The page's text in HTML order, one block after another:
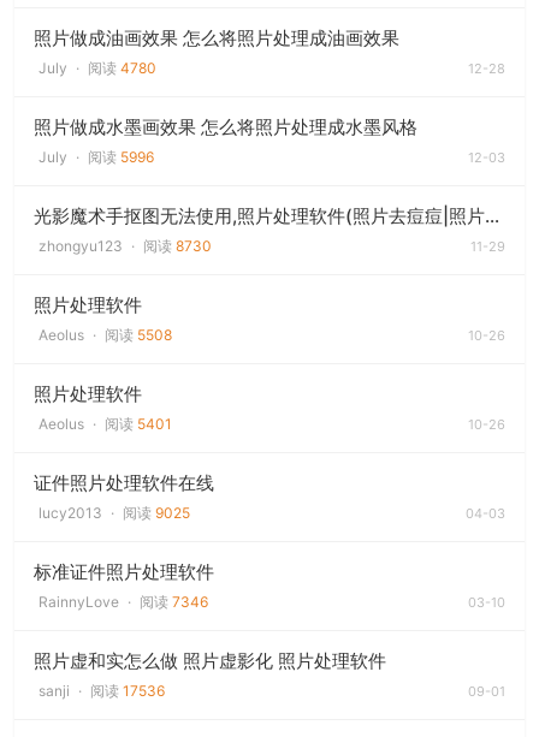
照片做成油画效果 怎么将照片处理成油画效果
July · 阅读 4780 12-28
照片做成水墨画效果 怎么将照片处理成水墨风格
July · 阅读 5996 12-03
光影魔术手抠图无法使用,照片处理软件(照片去痘痘|照片拍的豆豆疤痕如何去除)
zhongyu123 · 阅读 8730 11-29
照片处理软件
Aeolus · 阅读 5508 10-26
照片处理软件
Aeolus · 阅读 5401 10-26
证件照片处理软件在线
lucy2013 · 阅读 9025 04-03
标准证件照片处理软件
RainnyLove · 阅读 7346 03-10
照片虚和实怎么做 照片虚影化 照片处理软件
sanji · 阅读 17536 09-01